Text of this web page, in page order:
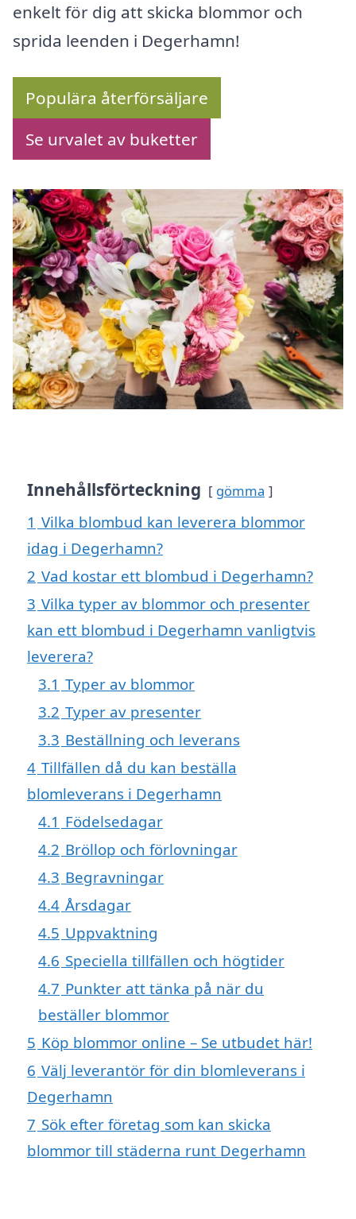
enkelt för dig att skicka blommor och
sprida leenden i Degerhamn!
Populära återförsäljare
Se urvalet av buketter
Innehållsförteckning gömma
1 Vilka blombud kan leverera blommor
idag i Degerhamn?
2 Vad kostar ett blombud i Degerhamn?
3 Vilka typer av blommor och presenter
kan ett blombud i Degerhamn vanligtvis
leverera?
3.1 Typer av blommor
3.2 Typer av presenter
3.3 Beställning och leverans
4 Tillfällen då du kan beställa
blomleverans i Degerhamn
4.1 Födelsedagar
4.2 Bröllop och förlovningar
4.3 Begravningar
4.4 Årsdagar
4.5 Uppvaktning
4.6 Speciella tillfällen och högtider
4.7 Punkter att tänka på när du
beställer blommor
5 Köp blommor online – Se utbudet här!
6 Välj leverantör för din blomleverans i
Degerhamn
7 Sök efter företag som kan skicka
blommor till städerna runt Degerhamn